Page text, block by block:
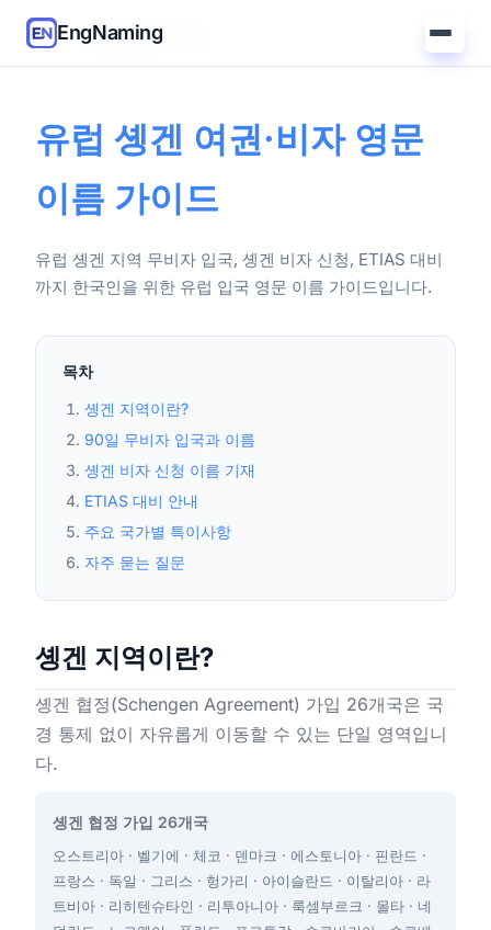
EngNaming
홈/가이드/유럽 솅겐 가이드
유럽 솅겐 여권·비자 영문
이름 가이드
유럽 솅겐 지역 무비자 입국, 솅겐 비자 신청, ETIAS 대비
까지 한국인을 위한 유럽 입국 영문 이름 가이드입니다.
목차
솅겐 지역이란?
90일 무비자 입국과 이름
솅겐 비자 신청 이름 기재
ETIAS 대비 안내
주요 국가별 특이사항
자주 묻는 질문
솅겐 지역이란?
솅겐 협정(Schengen Agreement) 가입 26개국은 국
경 통제 없이 자유롭게 이동할 수 있는 단일 영역입니
다.
솅겐 협정 가입 26개국
오스트리아 · 벨기에 · 체코 · 덴마크 · 에스토니아 · 핀란드 ·
프랑스 · 독일 · 그리스 · 헝가리 · 아이슬란드 · 이탈리아 · 라
트비아 · 리히텐슈타인 · 리투아니아 · 룩셈부르크 · 몰타 · 네